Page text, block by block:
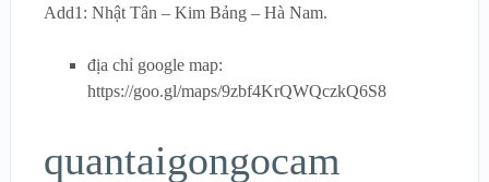
Add1: Nhật Tân – Kim Bảng – Hà Nam.
địa chỉ google map:
https://goo.gl/maps/9zbf4KrQWQczkQ6S8
quantaigongocam